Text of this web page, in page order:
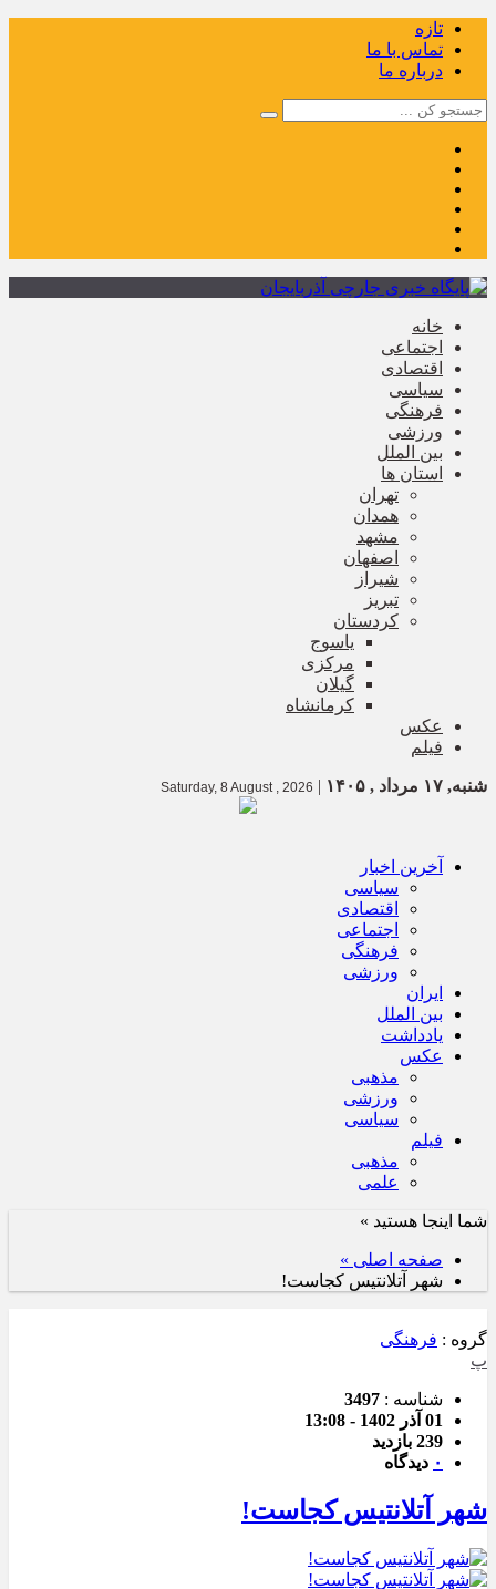
تازه
تماس با ما
درباره ما
خانه
اجتماعی
اقتصادی
سیاسی
فرهنگی
ورزشی
بین الملل
استان ها
تهران
همدان
مشهد
اصفهان
شیراز
تبریز
کردستان
یاسوج
مرکزی
گیلان
کرمانشاه
عکس
فیلم
شنبه, ۱۷ مرداد , ۱۴۰۵ |
Saturday, 8 August , 2026
آخرین اخبار
سیاسی
اقتصادی
اجتماعی
فرهنگی
ورزشی
ایران
بین الملل
یادداشت
عکس
مذهبی
ورزشی
سیاسی
فیلم
مذهبی
علمی
شما اینجا هستید »
صفحه اصلی »
شهر آتلانتیس کجاست!
گروه : فرهنگی
پ
شناسه : 3497
01 آذر 1402 - 13:08
239 بازدید
۰ دیدگاه
شهر آتلانتیس کجاست!